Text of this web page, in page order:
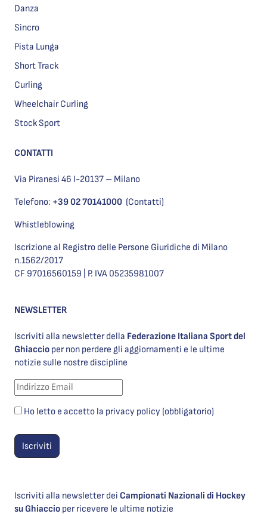
Danza
Sincro
Pista Lunga
Short Track
Curling
Wheelchair Curling
Stock Sport
CONTATTI
Via Piranesi 46 I-20137 – Milano
Telefono: +39 02 70141000 (Contatti)
Whistleblowing
Iscrizione al Registro delle Persone Giuridiche di Milano
n.1562/2017
CF 97016560159 | P. IVA 05235981007
NEWSLETTER
Iscriviti alla newsletter della Federazione Italiana Sport del
Ghiaccio per non perdere gli aggiornamenti e le ultime
notizie sulle nostre discipline
Ho letto e accetto la privacy policy (obbligatorio)
Iscriviti alla newsletter dei Campionati Nazionali di Hockey
su Ghiaccio per ricevere le ultime notizie